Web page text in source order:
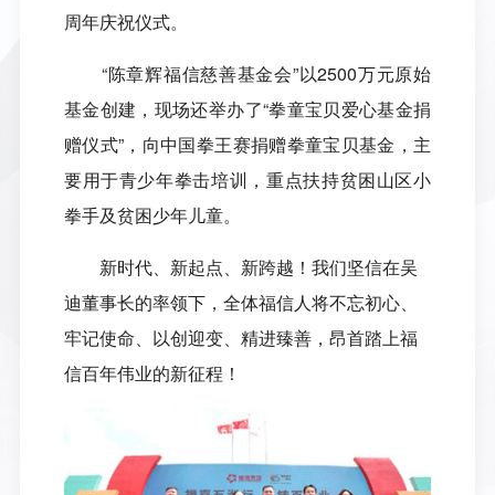
周年庆祝仪式。
“陈章辉福信慈善基金会”以2500万元原始
基金创建，现场还举办了“拳童宝贝爱心基金捐
赠仪式” ，向中国拳王赛捐赠拳童宝贝基金，主
要用于青少年拳击培训，重点扶持贫困山区小
拳手及贫困少年儿童。
新时代、新起点、新跨越！我们坚信在吴
迪董事长的率领下，全体福信人将不忘初心、
牢记使命、以创迎变、精进臻善，昂首踏上福
信百年伟业的新征程！